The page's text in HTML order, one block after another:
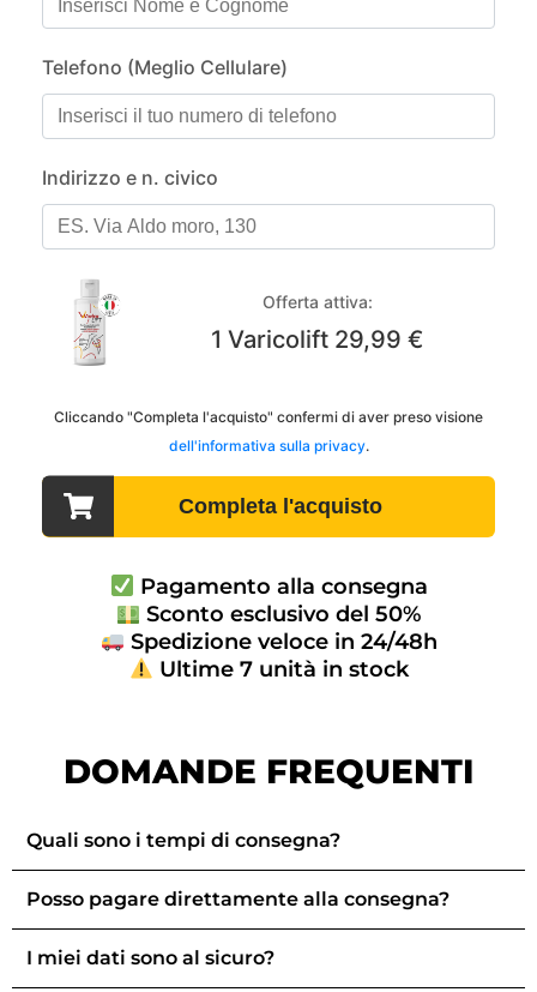
Pagamento alla consegna
Sconto esclusivo del 50%
Spedizione veloce in 24/48h
Ultime 7 unità in stock
DOMANDE FREQUENTI
Quali sono i tempi di consegna?
Posso pagare direttamente alla consegna?
I miei dati sono al sicuro?